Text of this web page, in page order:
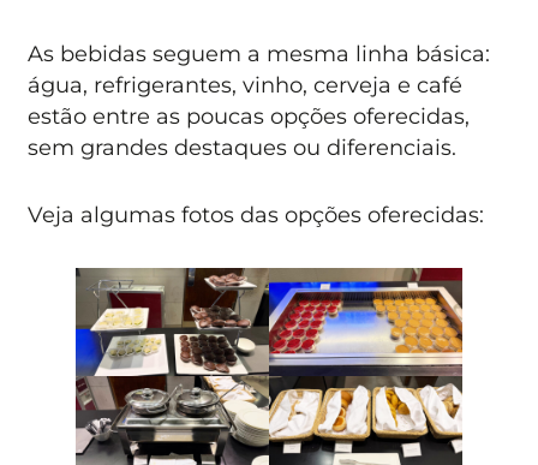
As bebidas seguem a mesma linha básica:
água, refrigerantes, vinho, cerveja e café
estão entre as poucas opções oferecidas,
sem grandes destaques ou diferenciais.
Veja algumas fotos das opções oferecidas: